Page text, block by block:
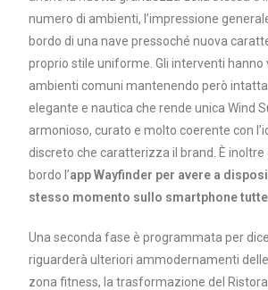
numero di ambienti, l’impressione
bordo di una nave pressoché nuova
proprio stile uniforme. Gli interventi hanno
ambienti comuni mantenendo però intatta
elegante e nautica che rende unica Wind
armonioso, curato e molto coerente con
discreto che caratterizza il brand. È inoltre
bordo l’app Wayfinder per avere a
stesso momento sullo smartphone tutte
Una seconda fase è programmata per
riguarderà ulteriori ammodernamenti
zona fitness, la trasformazione del